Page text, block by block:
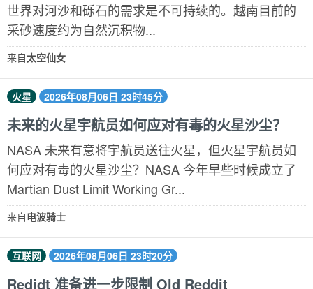
世界对河沙和砾石的需求是不可持续的。越南目前的
采砂速度约为自然沉积物...
来自太空仙女
火星 2026年08月06日 23时45分
未来的火星宇航员如何应对有毒的火星沙尘？
NASA 未来有意将宇航员送往火星，但火星宇航员如
何应对有毒的火星沙尘？NASA 今年早些时候成立了
Martian Dust Limit Working Gr...
来自电波骑士
互联网 2026年08月06日 23时20分
Redidt 准备进一步限制 Old Reddit